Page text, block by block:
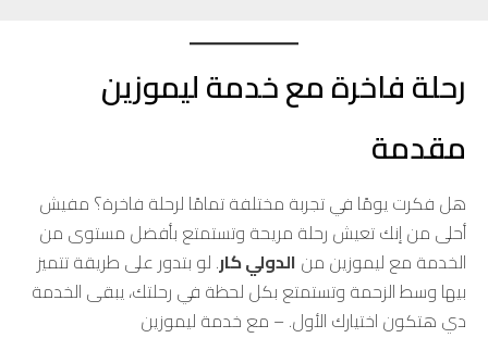
رحلة فاخرة مع خدمة ليموزين
مقدمة
هل فكرت يومًا في تجربة مختلفة تمامًا لرحلة فاخرة؟ مفيش
أحلى من إنك تعيش رحلة مريحة وتستمتع بأفضل مستوى من
الخدمة مع ليموزين من الدولي كار. لو بتدور على طريقة تتميز
بيها وسط الزحمة وتستمتع بكل لحظة في رحلتك، يبقى الخدمة
دي هتكون اختيارك الأول. – مع خدمة ليموزين